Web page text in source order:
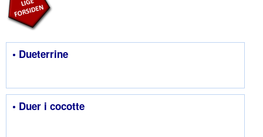
• Dueterrine
• Duer i cocotte